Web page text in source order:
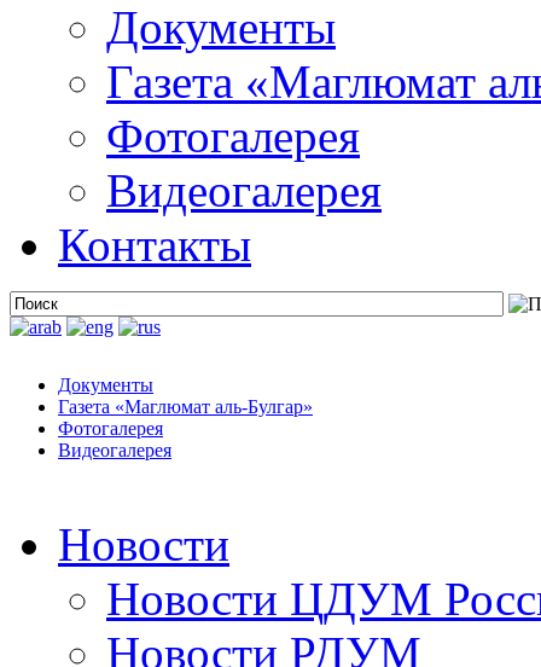
Документы
Газета «Маглюмат
Фотогалерея
Видеогалерея
Контакты
Документы
Газета «Маглюмат аль-Булгар»
Фотогалерея
Видеогалерея
Новости
Новости ЦДУМ
Новости РДУМ